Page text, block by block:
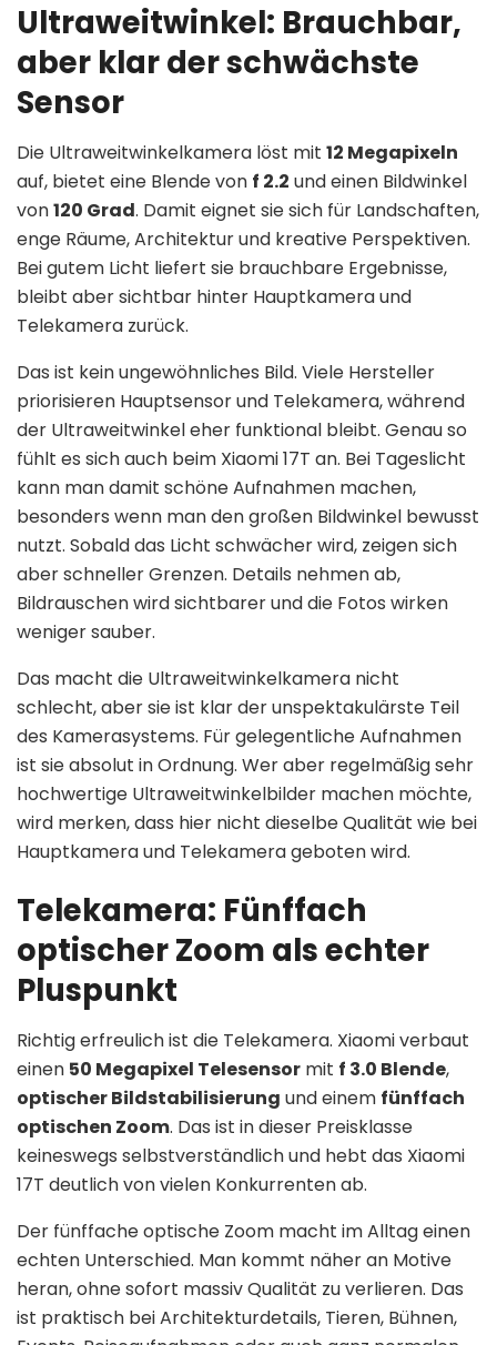
Ultraweitwinkel: Brauchbar,
aber klar der schwächste
Sensor
Die Ultraweitwinkelkamera löst mit 12 Megapixeln
auf, bietet eine Blende von f 2.2 und einen Bildwinkel
von120 Grad. Damit eignet sie sich für Landschaften,
enge Räume, Architektur und kreative Perspektiven.
Bei gutem Licht liefert sie brauchbare Ergebnisse,
bleibt aber sichtbar hinter Hauptkamera und
Telekamera zurück.
Das ist kein ungewöhnliches Bild. Viele Hersteller
priorisieren Hauptsensor und Telekamera, während
der Ultraweitwinkel eher funktional bleibt. Genau so
fühlt es sich auch beim Xiaomi 17T an. Bei Tageslicht
kann man damit schöne Aufnahmen machen,
besonders wenn man den großen Bildwinkel bewusst
nutzt. Sobald das Licht schwächer wird, zeigen sich
aber schneller Grenzen. Details nehmen ab,
Bildrauschen wird sichtbarer und die Fotos wirken
weniger sauber.
Das macht die Ultraweitwinkelkamera nicht
schlecht, aber sie ist klar der unspektakulärste Teil
des Kamerasystems. Für gelegentliche Aufnahmen
ist sie absolut in Ordnung. Wer aber regelmäßig sehr
hochwertige Ultraweitwinkelbilder machen möchte,
wird merken, dass hier nicht dieselbe Qualität wie bei
Hauptkamera und Telekamera geboten wird.
Telekamera: Fünffach
optischer Zoom als echter
Pluspunkt
Richtig erfreulich ist die Telekamera. Xiaomi verbaut
einen 50 Megapixel Telesensor mit f 3.0 Blende,
optischer Bildstabilisierung und einem fünffach
optischen Zoom. Das ist in dieser Preisklasse
keineswegs selbstverständlich und hebt das Xiaomi
17T deutlich von vielen Konkurrenten ab.
Der fünffache optische Zoom macht im Alltag einen
echten Unterschied. Man kommt näher an Motive
heran, ohne sofort massiv Qualität zu verlieren. Das
ist praktisch bei Architekturdetails, Tieren, Bühnen,